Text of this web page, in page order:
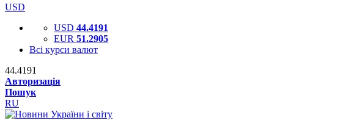
USD
USD 44.4191
EUR 51.2905
Всі курси валют
44.4191
Авторизація
Пошук
RU